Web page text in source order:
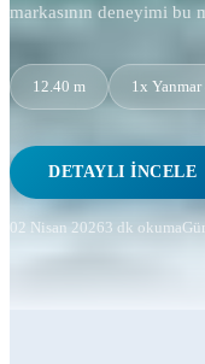
markasının deneyimi bu
12.40 m 1x
DETAYLI İNCELE
02 Nisan 20263 dk okuma